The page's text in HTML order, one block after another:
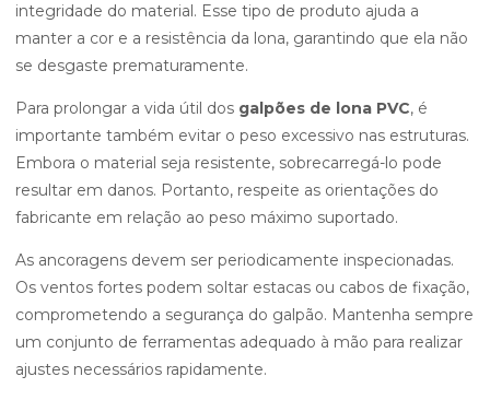
integridade do material. Esse tipo de produto ajuda a
manter a cor e a resistência da lona, garantindo que ela não
se desgaste prematuramente.
Para prolongar a vida útil dos galpões de lona PVC, é
importante também evitar o peso excessivo nas estruturas.
Embora o material seja resistente, sobrecarregá-lo pode
resultar em danos. Portanto, respeite as orientações do
fabricante em relação ao peso máximo suportado.
As ancoragens devem ser periodicamente inspecionadas.
Os ventos fortes podem soltar estacas ou cabos de fixação,
comprometendo a segurança do galpão. Mantenha sempre
um conjunto de ferramentas adequado à mão para realizar
ajustes necessários rapidamente.